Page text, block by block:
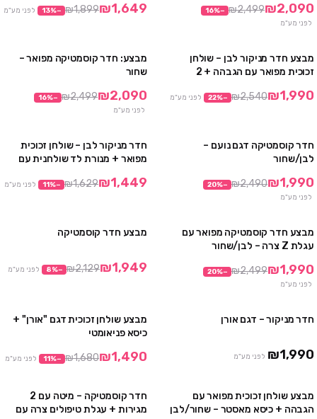
₪2,090
₪2,499
−
16%
לפני מע"מ
₪1,649
₪1,899
−
13% לפני מע"מ
מבצע
מבצע חדר מניקור לבן – שולחן
זכוכית מפואר עם הגבהה + 2
₪1,990
₪2,540
−
22% לפני מע"מ
מבצע: חדר קוסמטיקה מפואר –
שחור
₪2,090
₪2,499
−
16%
לפני מע"מ
חדר קוסמטיקה דגם נועם –
לבן/שחור
₪1,990
₪2,490
−
20%
לפני מע"מ
מבצע
חדר מניקור לבן – שולחן זכוכית
מפואר + מנורת לד שולחנית עם
₪1,449
₪1,629
−
11% לפני מע"מ
מבצע חדר קוסמטיקה מפואר עם
עגלת Z צרה – לבן/שחור
₪1,990
₪2,499
−
20%
לפני מע"מ
מבצע חדר קוסמטיקה
₪1,949
₪2,129
−
8% לפני מע"מ
חדר מניקור – דגם אורן
₪1,990 לפני מע"מ
מבצע שולחן זכוכית דגם "אורן" +
כיסא פניאומטי
₪1,490
₪1,680
−
11% לפני מע"מ
מבצע
מבצע שולחן זכוכית מפואר עם
הגבהה + כיסא מאסטר – שחור/לבן
מבצע
חדר קוסמטיקה – מיטה עם 2
מגירות + עגלת טיפולים צרה עם